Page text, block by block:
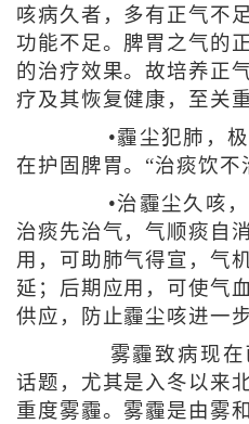
咳病久者，多有正气不
功能不足。脾胃之气的
的治疗效果。故培养正
疗及其恢复健康，至关重
•霾尘犯肺，极
在护固脾胃。“治痰饮
•治霾尘久咳，
治痰先治气，气顺痰自
用，可助肺气得宣，气
延；后期应用，可使气
供应，防止霾尘咳进一
雾霾致病现在
话题，尤其是入冬以来
重度雾霾。雾霾是由雾